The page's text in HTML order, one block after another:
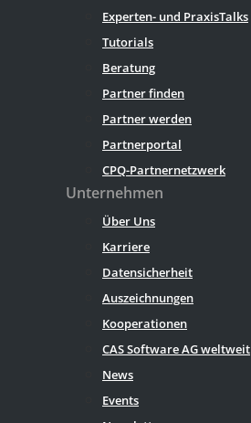
Experten- und PraxisTalks
Tutorials
Beratung
Partner finden
Partner werden
Partnerportal
CPQ-Partnernetzwerk
Unternehmen
Über Uns
Karriere
Datensicherheit
Auszeichnungen
Kooperationen
CAS Software AG weltweit
News
Events